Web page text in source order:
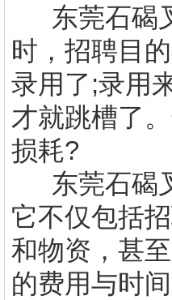
东莞石碣
时，招聘目
录用了 ;录用
才就跳槽了
损耗?
东莞石碣
它不仅包括
和物资，甚
的费用与时